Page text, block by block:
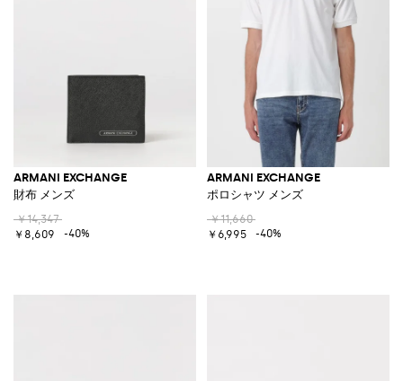
ARMANI EXCHANGE
財布 メンズ
￥14,347
￥8,609
-40%
ARMANI EXCHANGE
ポロシャツ メンズ
￥11,660
￥6,995
-40%